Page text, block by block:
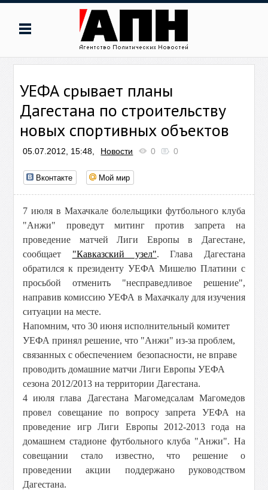
УЕФА срывает планы
Дагестана по строительству
новых спортивных объектов
05.07.2012, 15:48, Новости 0 0
Вконтакте Мой мир
7 июля в Махачкале болельщики футбольного клуба
"Анжи" проведут митинг против запрета на
проведение матчей Лиги Европы в Дагестане,
сообщает "Кавказский узел". Глава Дагестана
обратился к президенту УЕФА Мишелю Платини с
просьбой отменить "несправедливое решение",
направив комиссию УЕФА в Махачкалу для изучения
ситуации на месте.
Напомним, что 30 июня исполнительный комитет
УЕФА принял решение, что "Анжи" из-за проблем,
связанных с обеспечением безопасности, не вправе
проводить домашние матчи Лиги Европы УЕФА
сезона 2012/2013 на территории Дагестана.
4 июля глава Дагестана Магомедсалам Магомедов
провел совещание по вопросу запрета УЕФА на
проведение игр Лиги Европы 2012-2013 года на
домашнем стадионе футбольного клуба "Анжи". На
совещании стало известно, что решение о
проведении акции поддержано руководством
Дагестана.